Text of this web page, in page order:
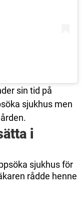
sin tid på
sjukhus men
i
sjukhus för
rådde henne